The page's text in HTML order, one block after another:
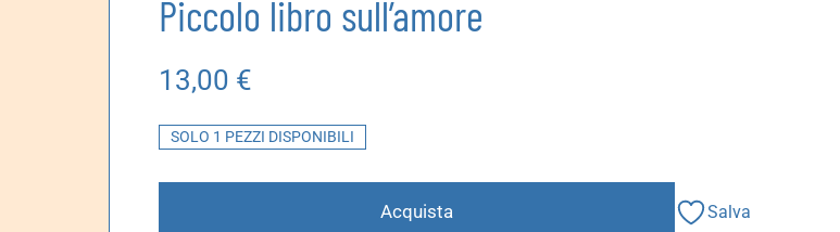
Piccolo libro sull’amore
13,00 €
SOLO 1 PEZZI DISPONIBILI
Acquista Salva